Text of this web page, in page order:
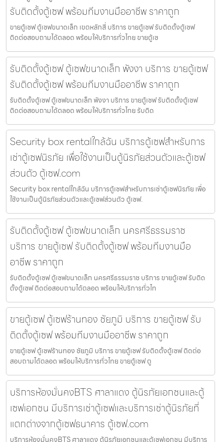
รับติดตั้งตู้เซฟ พร้อมทีมงานมืออาชีพ ราคาถูก
ขายตู้เซฟ ตู้เซฟขนาดเล็ก เขตหลักสี่ บริการ ขายตู้เซฟ รับติดตั้งตู้เซฟ
ติดต่อสอบถามได้ตลอด พร้อมให้บริการทั่วไทย ขายตู้เซ
รับติดตั้งตู้เซฟ ตู้เซฟขนาดเล็ก พังงา บริการ ขายตู้เซฟ
รับติดตั้งตู้เซฟ พร้อมทีมงานมืออาชีพ ราคาถูก
รับติดตั้งตู้เซฟ ตู้เซฟขนาดเล็ก พังงา บริการ ขายตู้เซฟ รับติดตั้งตู้เซฟ
ติดต่อสอบถามได้ตลอด พร้อมให้บริการทั่วไทย รับติด
Security box rentalใกล้ฉัน บริการตู้เซฟสำหรับการ
เช่าตู้เซฟนิรภัย เพื่อใช้งานเป็นตู้นิรภัยส่วนตัวและตู้เซฟ
ส่วนตัว ตู้เซฟ.com
Security box rentalใกล้ฉัน บริการตู้เซฟสำหรับการเช่าตู้เซฟนิรภัย เพื่อ
ใช้งานเป็นตู้นิรภัยส่วนตัวและตู้เซฟส่วนตัว ตู้เซฟ.
รับติดตั้งตู้เซฟ ตู้เซฟขนาดเล็ก นครศรีธรรมราช
บริการ ขายตู้เซฟ รับติดตั้งตู้เซฟ พร้อมทีมงานมือ
อาชีพ ราคาถูก
รับติดตั้งตู้เซฟ ตู้เซฟขนาดเล็ก นครศรีธรรมราช บริการ ขายตู้เซฟ รับติด
ตั้งตู้เซฟ ติดต่อสอบถามได้ตลอด พร้อมให้บริการทั่วไท
ขายตู้เซฟ ตู้เซฟร้านทอง ชัยภูมิ บริการ ขายตู้เซฟ รับ
ติดตั้งตู้เซฟ พร้อมทีมงานมืออาชีพ ราคาถูก
ขายตู้เซฟ ตู้เซฟร้านทอง ชัยภูมิ บริการ ขายตู้เซฟ รับติดตั้งตู้เซฟ ติดต่อ
สอบถามได้ตลอด พร้อมให้บริการทั่วไทย ขายตู้เซฟ ตู
บริการห้องมั่นคงBTS ศาลาแดง ตู้นิรภัยเอกชนและตู้
เซฟเอกชน มีบริการเช่าตู้เซฟและบริการเช่าตู้นิรภัยที่
แตกต่างจากตู้เซฟธนาคาร ตู้เซฟ.com
บริการห้องมั่นคงBTS ศาลาแดง ตู้นิรภัยเอกชนและตู้เซฟเอกชน มีบริการ